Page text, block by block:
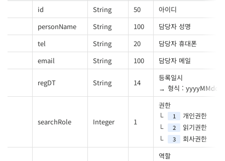
id
String 50
아이디
personName
String 100
담당자 성명
tel
String 20
담당자 휴대폰
email
String 100 담당자 메일
regDT String 14
등록일시
형식 :
searchRole Integer 1
권한
1 개인권한
2 읽기권한
3 회사권한
역할